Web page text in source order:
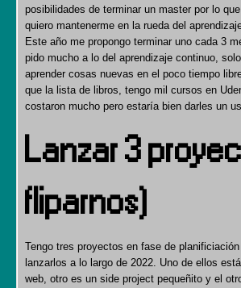
posibilidades de terminar un master por lo
quiero mantenerme en la rueda del
Este año me propongo terminar uno cada 3
pido mucho a lo del aprendizaje continuo,
aprender cosas nuevas en el poco tiempo
que la lista de libros, tengo mil cursos en
costaron mucho pero estaría bien darles un
Lanzar 3
fliparnos)
Tengo tres proyectos en fase de
lanzarlos a lo largo de 2022. Uno de ellos
web, otro es un side project pequeñito y el